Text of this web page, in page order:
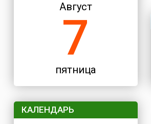
Август
7
пятница
КАЛЕНДАРЬ